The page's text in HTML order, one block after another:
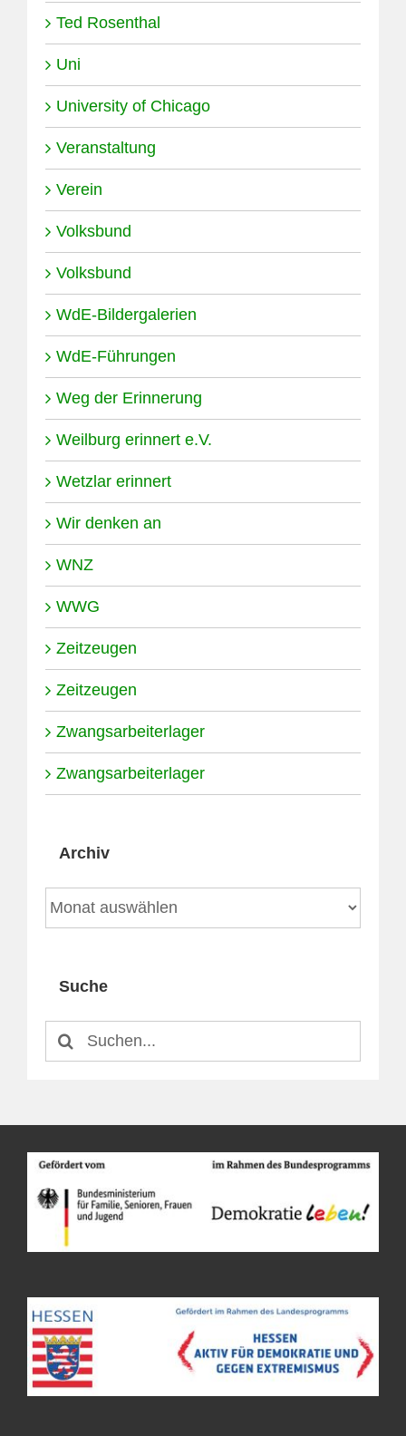
Ted Rosenthal
Uni
University of Chicago
Veranstaltung
Verein
Volksbund
Volksbund
WdE-Bildergalerien
WdE-Führungen
Weg der Erinnerung
Weilburg erinnert e.V.
Wetzlar erinnert
Wir denken an
WNZ
WWG
Zeitzeugen
Zeitzeugen
Zwangsarbeiterlager
Zwangsarbeiterlager
Archiv
Suche
Suche
nach: